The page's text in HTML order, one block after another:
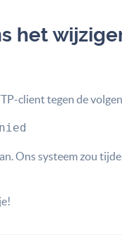
het
client tegen de
Ons systeem zou